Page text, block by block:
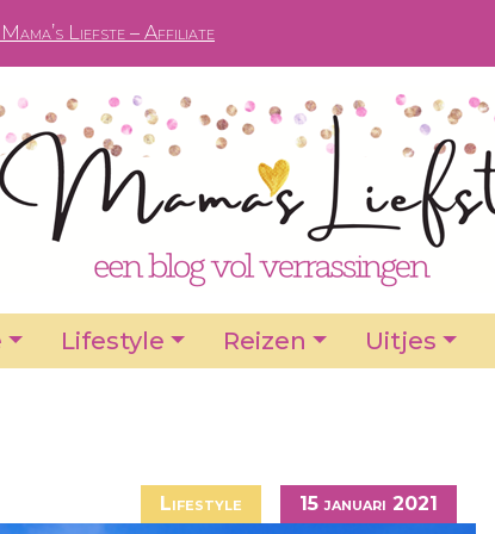
Liefste – Affiliate
Lifestyle Reizen Uitjes
Lifestyle 15 januari 2021